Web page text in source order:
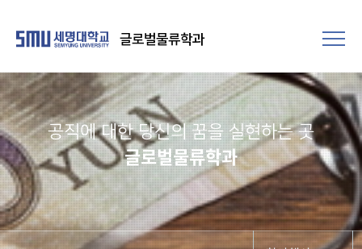
글로벌물류학과
공직에 대한 당신의 꿈을 실현하는 곳​
글로벌물류학과